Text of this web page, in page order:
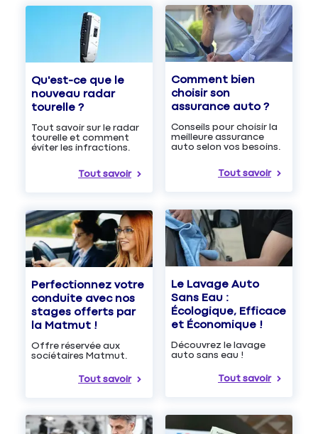
Qu'est-ce que le
nouveau radar
tourelle ?
Tout savoir sur le radar
tourelle et comment
éviter les infractions.
Tout savoir
Comment bien
choisir son
assurance auto ?
Conseils pour choisir la
meilleure assurance
auto selon vos besoins.
Tout savoir
Perfectionnez votre
conduite avec nos
stages offerts par
la Matmut !
Offre réservée aux
sociétaires Matmut.
Tout savoir
Le Lavage Auto
Sans Eau :
Écologique, Efficace
et Économique !
Découvrez le lavage
auto sans eau !
Tout savoir